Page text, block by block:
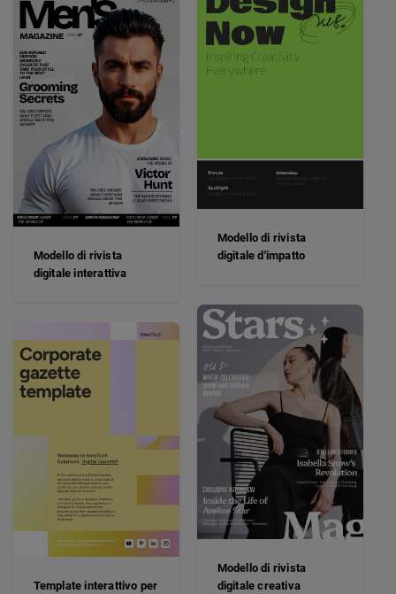
Modello di rivista
digitale d'impatto
Modello di rivista
digitale interattiva
Modello di rivista
digitale creativa
Template interattivo per